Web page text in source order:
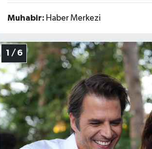
Muhabir: Haber Merkezi
1 / 6